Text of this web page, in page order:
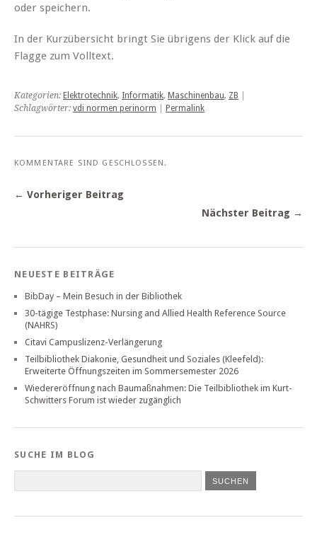
oder speichern.
In der Kurzübersicht bringt Sie übrigens der Klick auf die
Flagge zum Volltext.
Kategorien: Elektrotechnik, Informatik, Maschinenbau, ZB
Schlagwörter: vdi normen perinorm Permalink
KOMMENTARE SIND GESCHLOSSEN.
← Vorheriger Beitrag
Nächster Beitrag →
NEUESTE BEITRÄGE
BibDay – Mein Besuch in der Bibliothek
30-tägige Testphase: Nursing and Allied Health Reference Source
(NAHRS)
Citavi Campuslizenz-Verlängerung
Teilbibliothek Diakonie, Gesundheit und Soziales (Kleefeld):
Erweiterte Öffnungszeiten im Sommersemester 2026
Wiedereröffnung nach Baumaßnahmen: Die Teilbibliothek im Kurt-
Schwitters Forum ist wieder zugänglich
SUCHE IM BLOG